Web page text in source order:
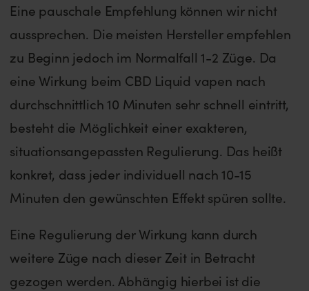
Eine pauschale Empfehlung können wir nicht
aussprechen. Die meisten Hersteller empfehlen
zu Beginn jedoch im Normalfall 1-2 Züge. Da
eine Wirkung beim CBD Liquid vapen nach
durchschnittlich 10 Minuten sehr schnell eintritt,
besteht die Möglichkeit einer exakteren,
situationsangepassten Regulierung. Das heißt
konkret, dass jeder individuell nach 10-15
Minuten den gewünschten Effekt spüren sollte.
Eine Regulierung der Wirkung kann durch
weitere Züge nach dieser Zeit in Betracht
gezogen werden. Abhängig hierbei ist die